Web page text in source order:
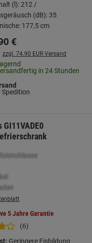
(l): 212 /
(dB): 35
177,5 cm
€
zzgl. 74.90 EUR Versand
in 24 Stunden
Spedition
GI11VADE0
5 Jahre Garantie
(6)
Geringere Eisbildung